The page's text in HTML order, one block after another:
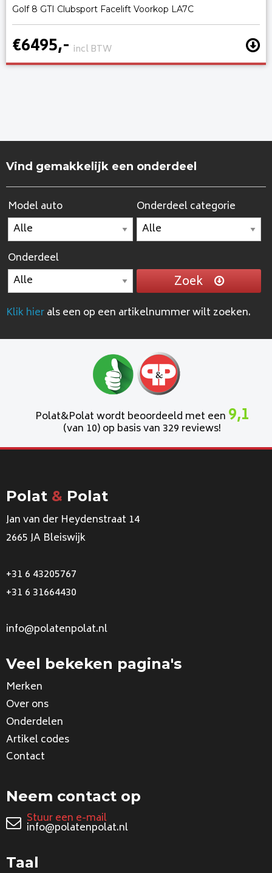
Golf 8 GTI Clubsport Facelift Voorkop LA7C
€6495,- incl BTW
Vind gemakkelijk een onderdeel
Model auto Onderdeel categorie
Onderdeel
Zoek
Klik hierals een op een artikelnummer wilt zoeken.
Polat&Polat wordt beoordeeld met een 9,1
(van 10) op basis van 329 reviews!
Polat & Polat
Jan van der Heydenstraat 14
2665 JA Bleiswijk
+31 6 43205767
+31 6 31664430
info@polatenpolat.nl
Veel bekeken pagina's
Merken
Over ons
Onderdelen
Artikel codes
Contact
Neem contact op
Stuur een e-mail
info@polatenpolat.nl
Taal